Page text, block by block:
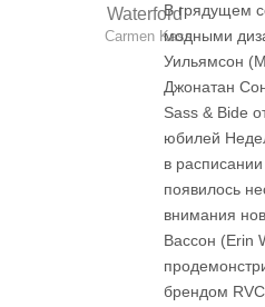
Waterford
Carmen Kass
В грядущем
модными
Уильямсон
Джонатан
Sass & Bide
юбилей
в
появилось
внимания
Вассон (Erin
брендом